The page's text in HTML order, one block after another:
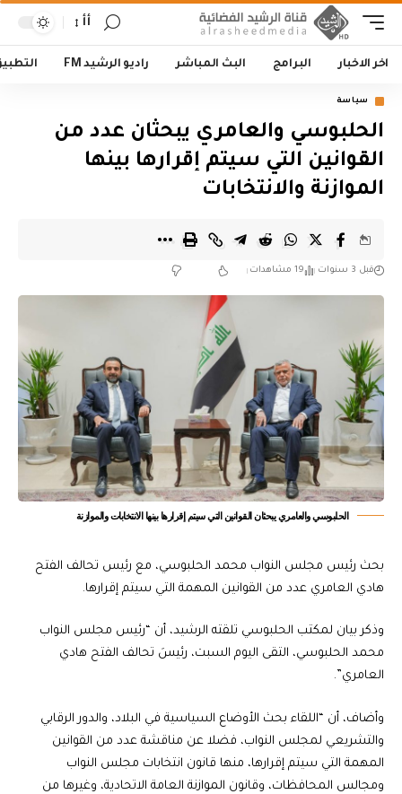
أأ
اخر الاخبار البرامج البث المباشر راديو الرشيد FM
سياسة
الحلبوسي والعامري يبحثان عدد من
القوانين التي سيتم إقرارها بينها
الموازنة والانتخابات
قبل 3 سنوات 19 مشاهدات
الحلبوسي والعامري يبحثان القوانين التي سيتم إقرارها بينها الانتخابات والموازنة
بحث رئيس مجلس النواب محمد الحلبوسي، مع رئيس تحالف الفتح
هادي العامري عدد من القوانين المهمة التي سيتم إقرارها.
وذكر بيان لمكتب الحلبوسي تلقته الرشيد، أن “رئيس مجلس النواب
محمد الحلبوسي، التقى اليوم السبت، رئيسَ تحالف الفتح هادي
العامري”.
وأضاف، أن “اللقاء بحث الأوضاع السياسية في البلاد، والدور الرقابي
والتشريعي لمجلس النواب، فضلا عن مناقشة عدد من القوانين
المهمة التي سيتم إقرارها، منها قانون انتخابات مجلس النواب
ومجالس المحافظات، وقانون الموازنة العامة الاتحادية، وغيرها من